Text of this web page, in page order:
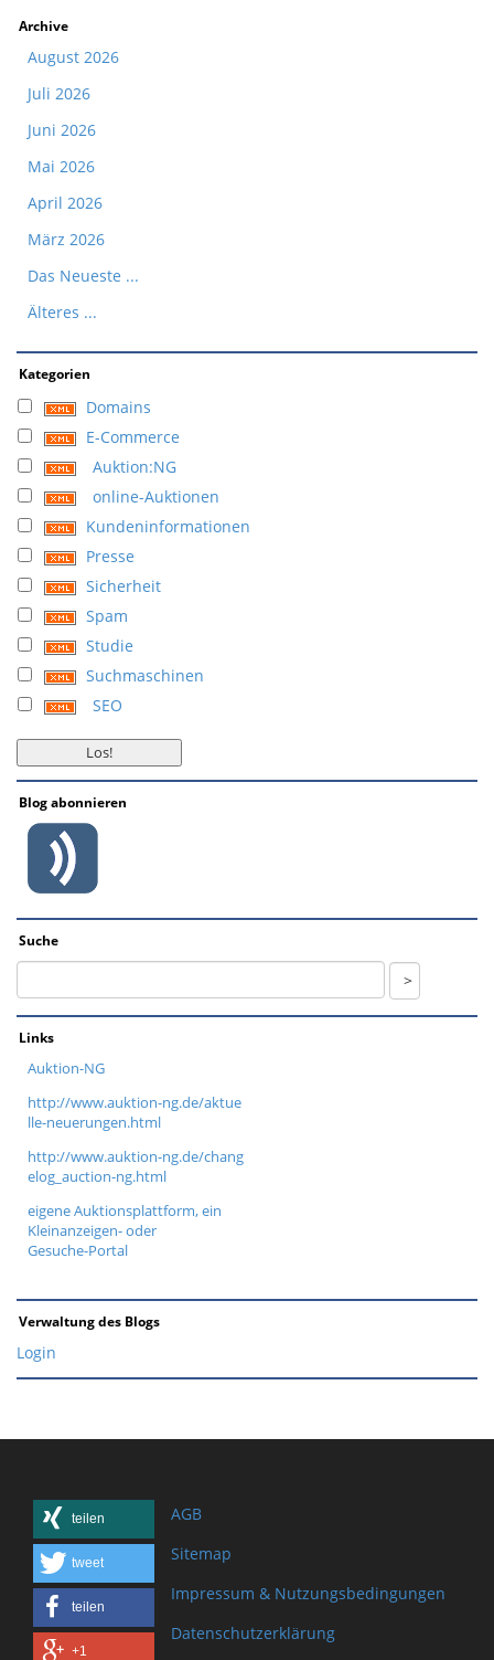
Archive
August 2026
Juli 2026
Juni 2026
Mai 2026
April 2026
März 2026
Das Neueste ...
Älteres ...
Kategorien
Domains
E-Commerce
Auktion:NG
online-Auktionen
Kundeninformationen
Presse
Sicherheit
Spam
Studie
Suchmaschinen
SEO
Blog abonnieren
Suche
Links
Auktion-NG
http://www.auktion-ng.de/aktue
lle-neuerungen.html
http://www.auktion-ng.de/chang
elog_auction-ng.html
eigene Auktionsplattform, ein
Kleinanzeigen- oder
Gesuche-Portal
Verwaltung des Blogs
Login
teilen
tweet
teilen
+1
AGB
Sitemap
Impressum & Nutzungsbedingungen
Datenschutzerklärung